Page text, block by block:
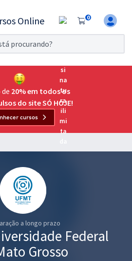
0
grátis por 7 dias!
para o Exame da
para as principais
20% em todos os
do site SÓ HOJE!
cursos
a longo prazo
Federal
Grosso